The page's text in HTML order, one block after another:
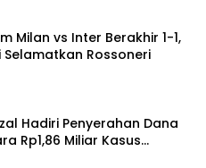
Milan vs Inter Berakhir 1-1,
Selamatkan Rossoneri
Hadiri Penyerahan Dana
Rp1,86 Miliar Kasus
Arta